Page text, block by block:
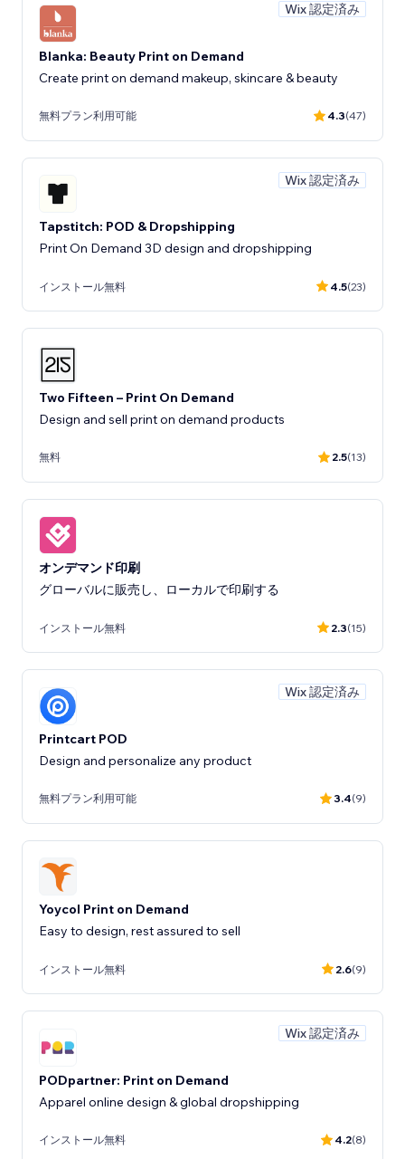
Wix 認定済み
Blanka: Beauty Print on Demand
Create print on demand makeup, skincare & beauty
無料プラン利用可能 4.3(47)
Wix 認定済み
Tapstitch: POD & Dropshipping
Print On Demand 3D design and dropshipping
インストール無料 4.5(23)
Two Fifteen – Print On Demand
Design and sell print on demand products
無料 2.5(13)
オンデマンド印刷
グローバルに販売し、ローカルで印刷する
インストール無料 2.3(15)
Wix 認定済み
Printcart POD
Design and personalize any product
無料プラン利用可能 3.4(9)
Yoycol Print on Demand
インストール無料 2.6(9)
Wix 認定済み
PODpartner: Print on Demand
Apparel online design & global dropshipping
インストール無料 4.2(8)